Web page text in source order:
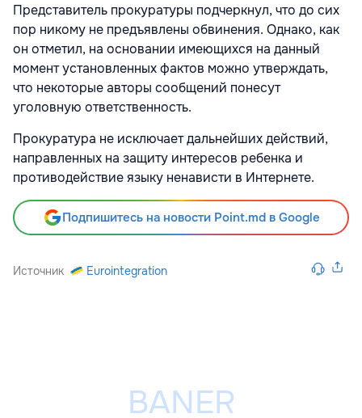
Представитель прокуратуры подчеркнул, что до сих
пор никому не предъявлены обвинения. Однако, как
он отметил, на основании имеющихся на данный
момент установленных фактов можно утверждать,
что некоторые авторы сообщений понесут
уголовную ответственность.
Прокуратура не исключает дальнейших действий,
направленных на защиту интересов ребенка и
противодействие языку ненависти в Интернете.
Подпишитесь на новости Point.md в Google
Источник Eurointegration